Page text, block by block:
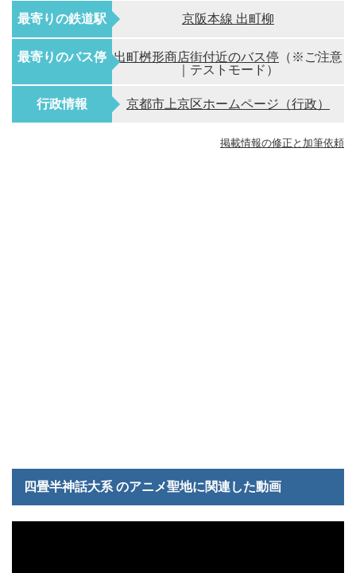
最寄りの鉄道駅 京阪本線 出町柳
最寄りのバス停 出町桝形商店街付近のバス停 （※ご注意
｜テストモード）
行政情報 京都市上京区ホームページ（行政）
掲載情報の修正と加筆依頼
四畳半神話大系 のアニメ聖地に関連した動画